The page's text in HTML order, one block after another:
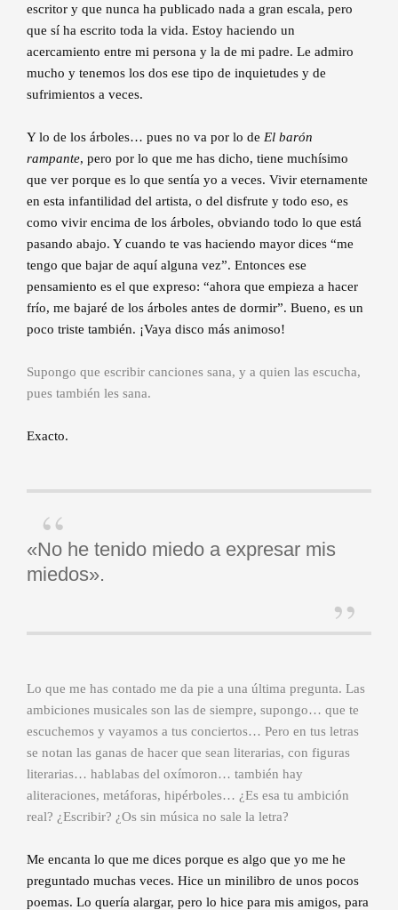
escritor y que nunca ha publicado nada a gran escala, pero
que sí ha escrito toda la vida. Estoy haciendo un
acercamiento entre mi persona y la de mi padre. Le admiro
mucho y tenemos los dos ese tipo de inquietudes y de
sufrimientos a veces.
Y lo de los árboles… pues no va por lo de El barón
rampante, pero por lo que me has dicho, tiene muchísimo
que ver porque es lo que sentía yo a veces. Vivir eternamente
en esta infantilidad del artista, o del disfrute y todo eso, es
como vivir encima de los árboles, obviando todo lo que está
pasando abajo. Y cuando te vas haciendo mayor dices “me
tengo que bajar de aquí alguna vez”. Entonces ese
pensamiento es el que expreso: “ahora que empieza a hacer
frío, me bajaré de los árboles antes de dormir”. Bueno, es un
poco triste también. ¡Vaya disco más animoso!
Supongo que escribir canciones sana, y a quien las escucha,
pues también les sana.
Exacto.
«No he tenido miedo a expresar mis
miedos».
Lo que me has contado me da pie a una última pregunta. Las
ambiciones musicales son las de siempre, supongo… que te
escuchemos y vayamos a tus conciertos… Pero en tus letras
se notan las ganas de hacer que sean literarias, con figuras
literarias… hablabas del oxímoron… también hay
aliteraciones, metáforas, hipérboles… ¿Es esa tu ambición
real? ¿Escribir? ¿Os sin música no sale la letra?
Me encanta lo que me dices porque es algo que yo me he
preguntado muchas veces. Hice un minilibro de unos pocos
poemas. Lo quería alargar, pero lo hice para mis amigos, para